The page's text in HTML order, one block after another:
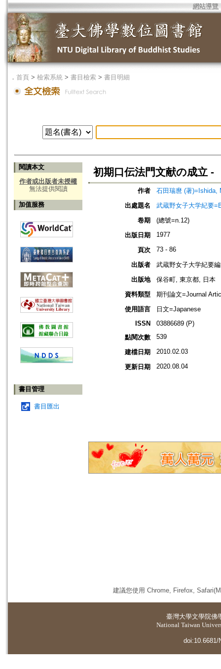
網站導覽
． 首頁 > 檢索系統 > 書目檢索 > 書目明細
閱讀本文
作者或出版者未授權
無法提供閱讀
加值服務
書目管理
書目匯出
初期口伝法門文献の成立 -
作者
石田瑞麿 (著)=Ishida,
出處題名
武蔵野女子大学紀要
卷期
(總號=n.12)
出版日期
1977
頁次 73 - 86
出版者
武蔵野女子大学紀要
出版地
保谷町, 東京都, 日本
資料類型
期刊論文=Journal
使用語言
日文=Japanese
ISSN
03886689 (P)
點閱次數
539
建檔日期 2010.02.03
更新日期 2020.08.04
建議您使用 Chrome, Firefox,
臺灣大學文學院佛
National Taiwan
doi:10.6681/